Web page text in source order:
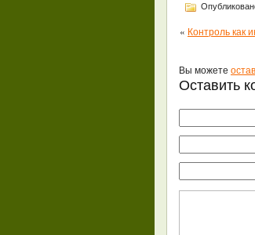
« Контроль как
Вы можете
Оставить